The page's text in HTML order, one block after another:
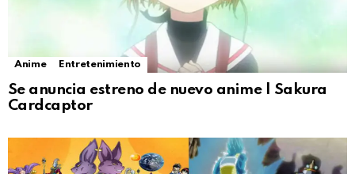
Anime Entretenimiento
Se anuncia estreno de nuevo anime | Sakura
Cardcaptor